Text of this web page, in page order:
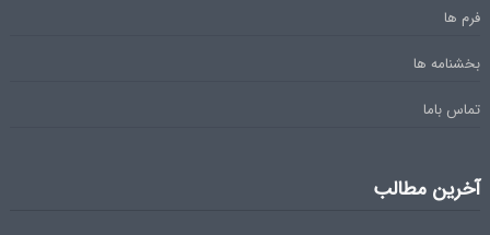
فرم ها
بخشنامه ها
تماس باما
آخرین مطالب